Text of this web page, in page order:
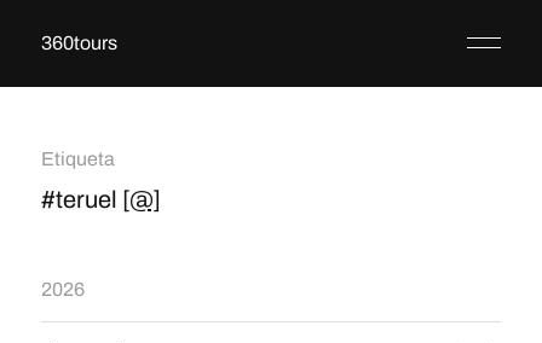
360tours
Etiqueta
#teruel [@]
2026